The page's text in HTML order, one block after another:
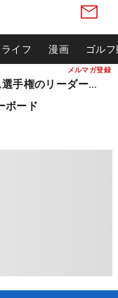
メルマガ登録
ライフ 漫画 ゴル
松山英樹ら出場 ウィンダム選手権のリーダーボード
ボード